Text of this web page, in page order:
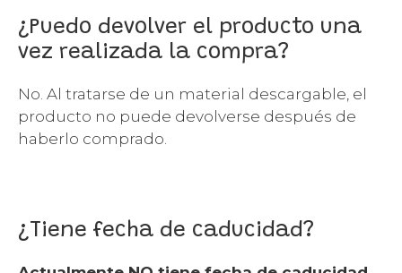
¿Puedo devolver el producto una
vez realizada la compra?
No. Al tratarse de un material descargable, el
producto no puede devolverse después de
haberlo comprado.
¿Tiene fecha de caducidad?